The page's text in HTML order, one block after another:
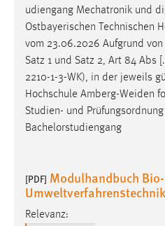
udiengang Mechatronik und
Ostbayerischen Technischen
vom 23.06.2026 Aufgrund
Satz 1 und Satz 2, Art 84 Abs
2210-1-3-WK), in der jeweils
Hochschule Amberg-Weiden
Studien- und
Bachelorstudiengang
[PDF] Modulhandbuch
Umweltverfahrenstechnik
Relevanz: